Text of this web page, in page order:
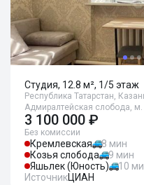
Студия, 12.8 м², 1/5 этаж
Республика Татарстан,
Адмиралтейская слобода,
3 100 000 ₽
Без комиссии
Кремлевская
8 мин
Козья слобода
9 мин
Яшьлек (Юность)
10
ИсточникЦИАН